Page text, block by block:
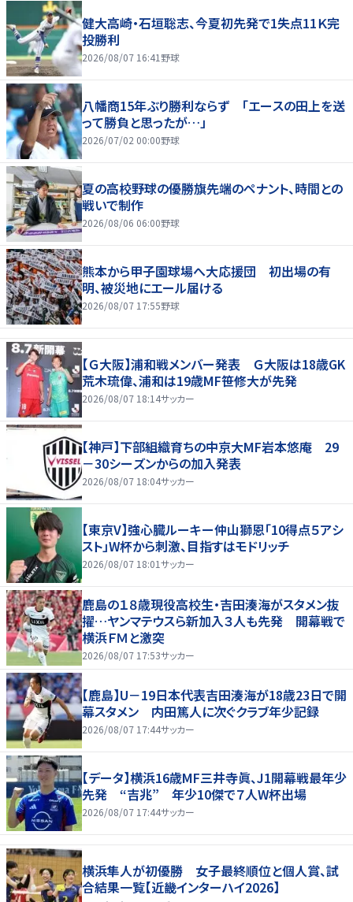
健大高崎・石垣聡志、今夏初先発で1失点11Ｋ完
投勝利
2026/08/07 16:41 野球
八幡商15年ぶり勝利ならず 「エースの田上を送
って勝負と思ったが…」
2026/07/02 00:00野球
夏の高校野球の優勝旗先端のペナント、時間との
戦いで制作
2026/08/06 06:00野球
熊本から甲子園球場へ大応援団 初出場の有
明、被災地にエール届ける
2026/08/07 17:55野球
【Ｇ大阪】浦和戦メンバー発表 Ｇ大阪は18歳GK
荒木琉偉、浦和は19歳MF笹修大が先発
2026/08/07 18:14サッカー
【神戸】下部組織育ちの中京大MF岩本悠庵 29
－30シーズンからの加入発表
2026/08/07 18:04サッカー
【東京V】強心臓ルーキー仲山獅恩「10得点５アシ
スト」W杯から刺激、目指すはモドリッチ
2026/08/07 18:01サッカー
鹿島の１８歳現役高校生・吉田湊海がスタメン抜
擢…ヤンマテウスら新加入３人も先発 開幕戦で
横浜ＦＭと激突
2026/08/07 17:53サッカー
【鹿島】U－19日本代表吉田湊海が18歳23日で開
幕スタメン 内田篤人に次ぐクラブ年少記録
2026/08/07 17:44サッカー
【データ】横浜16歳MF三井寺眞、J1開幕戦最年少
先発 “吉兆” 年少10傑で７人W杯出場
2026/08/07 17:44サッカー
横浜隼人が初優勝 女子最終順位と個人賞、試
合結果一覧【近畿インターハイ2026】